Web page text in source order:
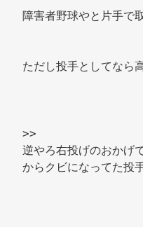
障害者野球やと片手で
ただし投手としてなら
>>
逆やろ右投げのおかげ
からクビになってた投